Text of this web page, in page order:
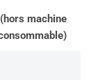
machine